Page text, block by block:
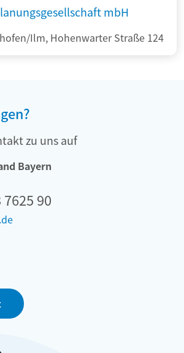
mbH
Ilm, Hohenwarter Straße 124
zu uns auf
Bayern
90